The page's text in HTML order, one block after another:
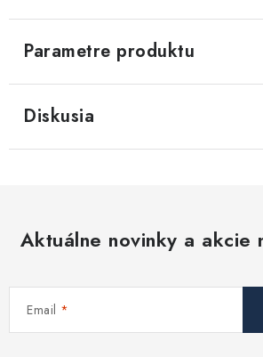
Parametre produktu
Diskusia
Aktuálne novinky a akcie
Email